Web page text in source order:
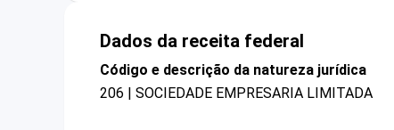
Dados da receita federal
Código e descrição da natureza jurídica
206 | SOCIEDADE EMPRESARIA LIMITADA